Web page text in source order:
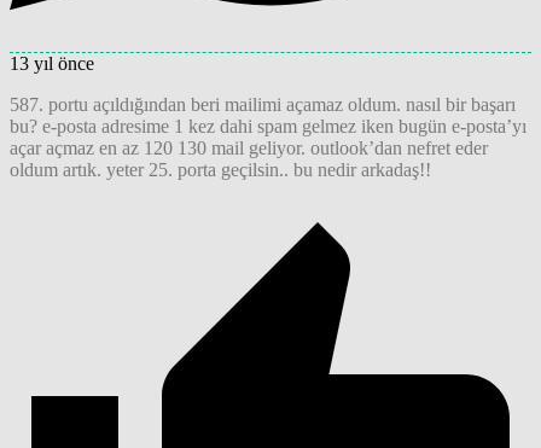
13 yıl önce
587. portu açıldığından beri mailimi açamaz oldum. nasıl bir başarı
bu? e-posta adresime 1 kez dahi spam gelmez iken bugün e-posta’yı
açar açmaz en az 120 130 mail geliyor. outlook’dan nefret eder
oldum artık. yeter 25. porta geçilsin.. bu nedir arkadaş!!